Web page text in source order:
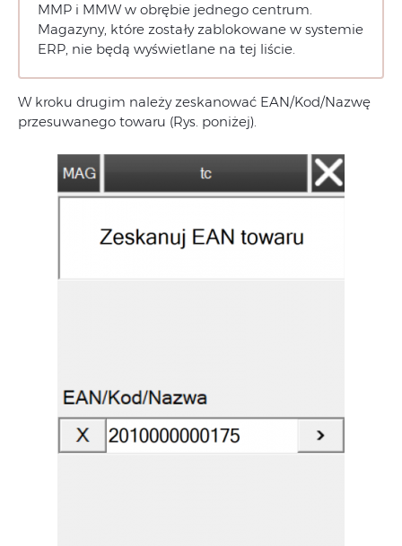
MMP i MMW w obrębie jednego centrum.
Magazyny, które zostały zablokowane w systemie
ERP, nie będą wyświetlane na tej liście.
W kroku drugim należy zeskanować EAN/Kod/Nazwę
przesuwanego towaru (Rys. poniżej).